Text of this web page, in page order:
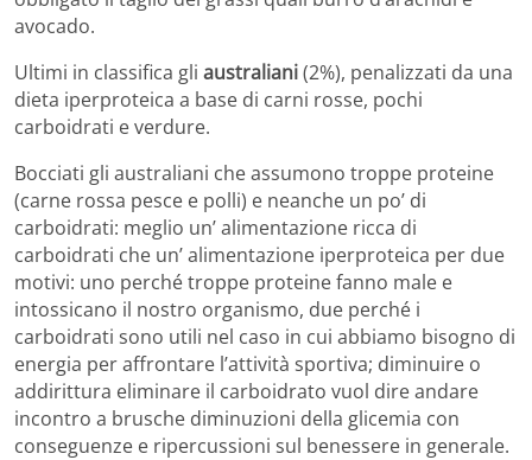
avocado.
Ultimi in classifica gli australiani(2%), penalizzati da una
dieta iperproteica a base di carni rosse, pochi
carboidrati e verdure.
Bocciati gli australiani che assumono troppe proteine
(carne rossa pesce e polli) e neanche un po’ di
carboidrati: meglio un’ alimentazione ricca di
carboidrati che un’ alimentazione iperproteica per due
motivi: uno perché troppe proteine fanno male e
intossicano il nostro organismo, due perché i
carboidrati sono utili nel caso in cui abbiamo bisogno di
energia per affrontare l’attività sportiva; diminuire o
addirittura eliminare il carboidrato vuol dire andare
incontro a brusche diminuzioni della glicemia con
conseguenze e ripercussioni sul benessere in generale.